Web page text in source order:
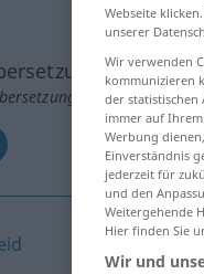
anklicken/
Webseite
unserer
Wir verwenden
kommunizieren
der
immer auf
Werbung
Einverständnis
jederzeit für
und den
Weitergehende
Hier finden Sie
Wir und